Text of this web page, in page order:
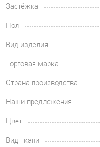
Застёжка
Пол
Вид изделия
Торговая марка
Страна производства
Наши предложения
Цвет
Вид ткани